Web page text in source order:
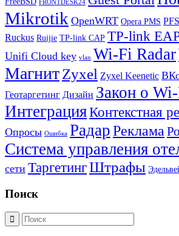
FRONTDESK24
Mikrotik OpenWRT Opera PMS
Ruckus Ruijie TP-link CAP TP-link
Unifi Cloud key vlan Wi-Fi Radar
МагнитZyxel Zyxel Keenetic
Геотаргетинг Дизайн Закон о
ИнтеграцияКонтекстная
Опросы Ошибка РадарРеклама
Система управления
сети ТаргетингШтрафы
Поиск